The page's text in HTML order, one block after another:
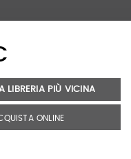
LIBRERIA PIÙ VICINA
ONLINE